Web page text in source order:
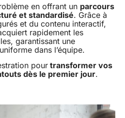
en offrant un parcours
et standardisé. Grâce à
et du contenu interactif,
rapidement les
garantissant une
dans l’équipe.
pour transformer vos
dès le premier jour.